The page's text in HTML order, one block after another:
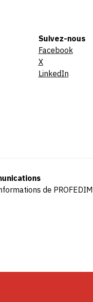
Suivez-nous
Facebook
X
LinkedIn
de PROFEDIM